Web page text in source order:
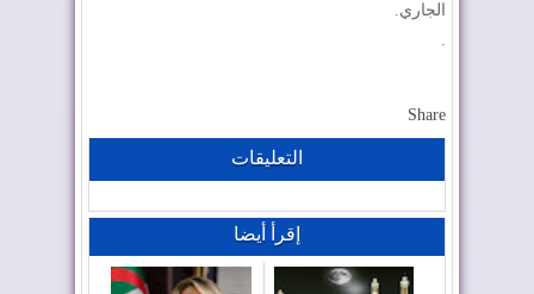
الجاري.
.
Share
التعليقات
إقرأ أيضا